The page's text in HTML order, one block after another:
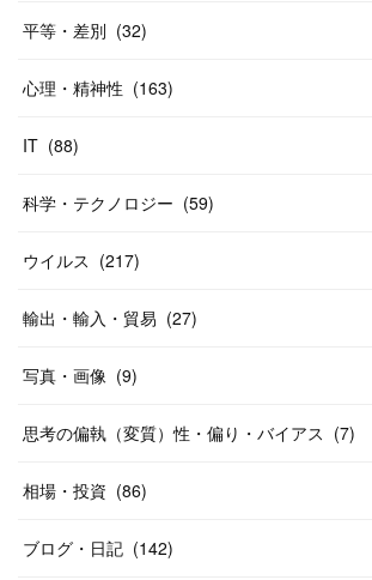
平等・差別 (32)
心理・精神性 (163)
IT (88)
科学・テクノロジー (59)
ウイルス (217)
輸出・輸入・貿易 (27)
写真・画像 (9)
思考の偏執（変質）性・偏り・バイアス (7)
相場・投資 (86)
ブログ・日記 (142)